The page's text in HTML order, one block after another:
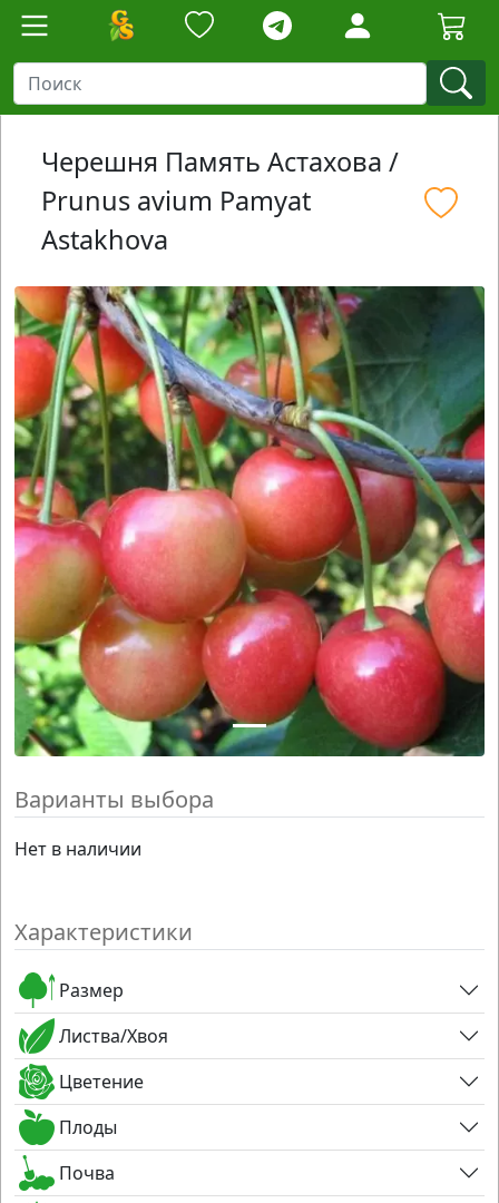
Черешня Память Астахова /
Prunus avium Pamyat
Astakhova
Варианты выбора
Нет в наличии
Характеристики
Размер
Листва/Хвоя
Цветение
Плоды
Почва